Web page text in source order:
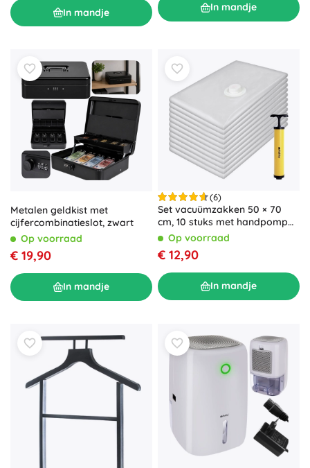
In mandje In mandje
Metalen geldkist met
cijfercombinatieslot, zwart
Op voorraad
€ 19,90
In mandje
(6)
Set vacuümzakken 50 × 70
cm, 10 stuks met handpomp
RUHHY
Op voorraad
€ 12,90
In mandje